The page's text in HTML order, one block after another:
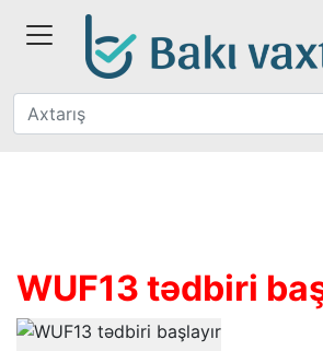
WUF13 tədbiri